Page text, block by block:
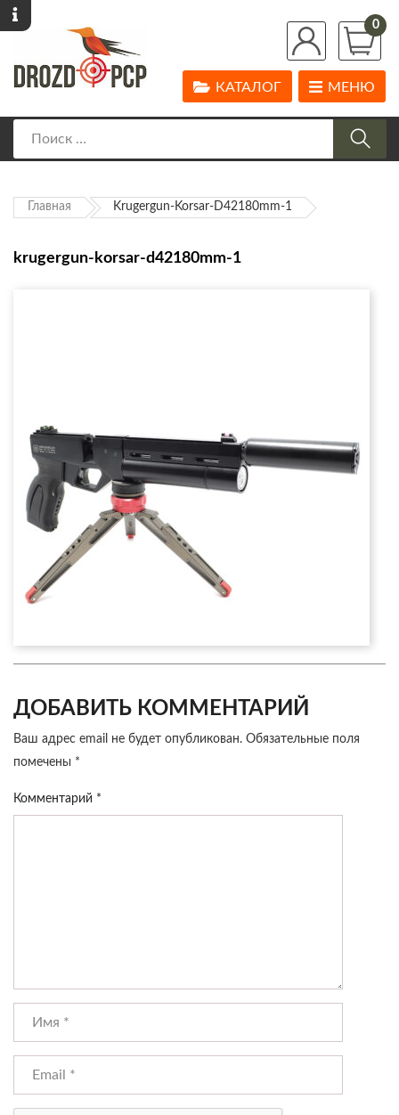
0
МЕНЮ
КАТАЛОГ
Главная Krugergun-Korsar-D42180mm-1
krugergun-korsar-d42180mm-1
ДОБАВИТЬ КОММЕНТАРИЙ
Ваш адрес email не будет опубликован. Обязательные поля
помечены *
Комментарий *